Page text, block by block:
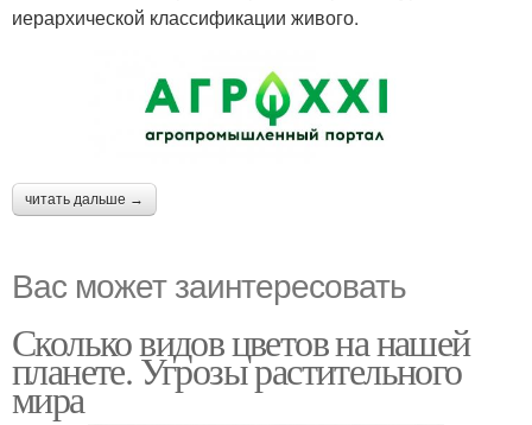
иерархической классификации живого.
читать дальше →
Вас может заинтересовать
Сколько видов цветов на нашей
планете. Угрозы растительного
мира